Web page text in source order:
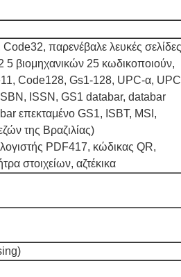
παρενέβαλε λευκές
5 βιομηχανικών 25 κωδικοποιούν,
Code128, Gs1-128, UPC-α,
ISSN, GS1 databar, databar
επεκταμένο GS1, ISBT, MSI,
της Βραζιλίας)
PDF417, κώδικας QR,
στοιχείων, αζτέκικα